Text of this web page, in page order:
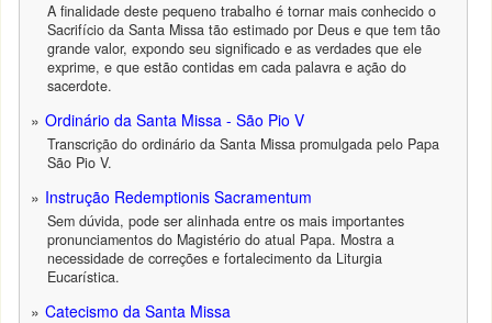
A finalidade deste pequeno trabalho é tornar mais conhecido o
Sacrifício da Santa Missa tão estimado por Deus e que tem tão
grande valor, expondo seu significado e as verdades que ele
exprime, e que estão contidas em cada palavra e ação do
sacerdote.
Ordinário da Santa Missa - São Pio V
Transcrição do ordinário da Santa Missa promulgada pelo Papa
São Pio V.
Instrução Redemptionis Sacramentum
Sem dúvida, pode ser alinhada entre os mais importantes
pronunciamentos do Magistério do atual Papa. Mostra a
necessidade de correções e fortalecimento da Liturgia
Eucarística.
Catecismo da Santa Missa